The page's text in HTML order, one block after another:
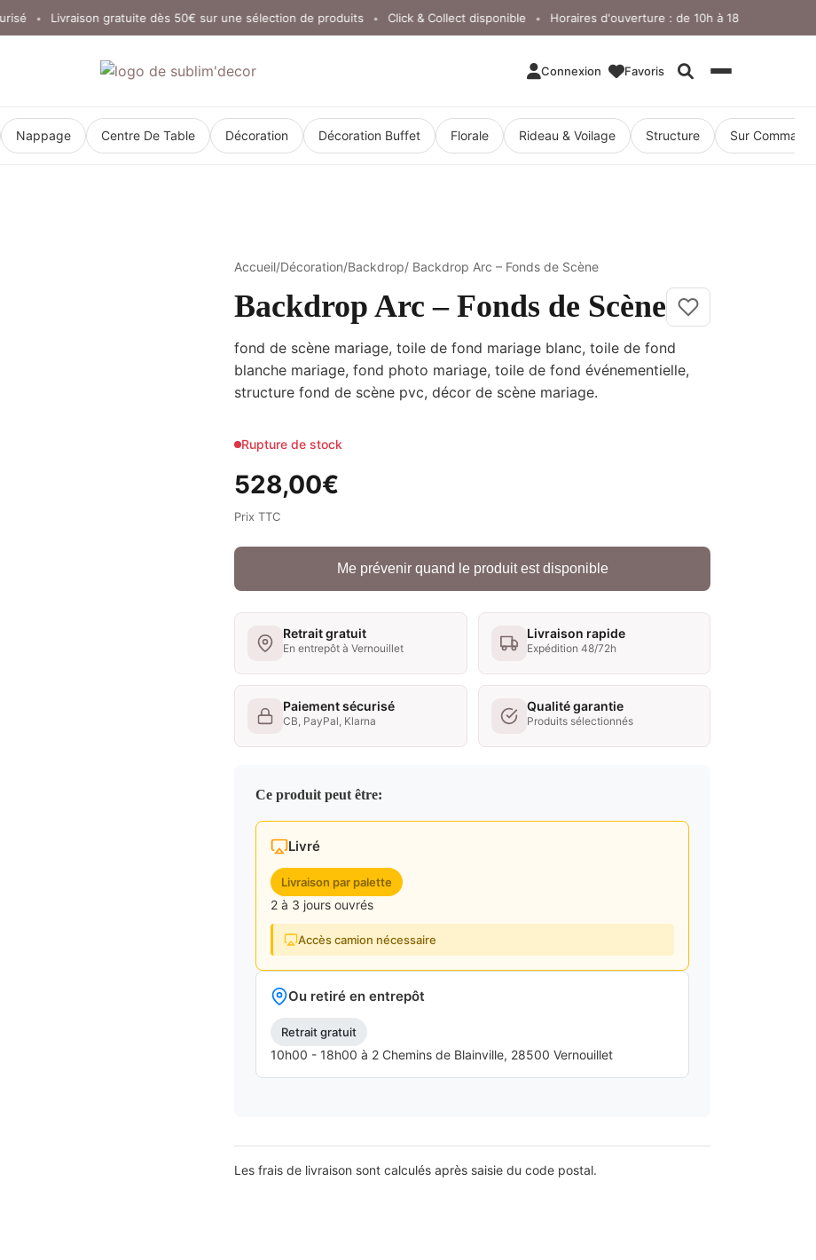
• Livraison gratuite dès 50€ sur une sélection de produits • Click & Collect disponible • Horaires d'ouverture : de 10h à 18h, du lundi au
Connexion Favoris
Rechercher
Nappage Centre De Table Décoration Décoration Buffet Florale Rideau & Voilage Structure Sur
Accueil/Décoration/Backdrop/ Backdrop Arc – Fonds de Scène
Backdrop Arc – Fonds de Scène
fond de scène mariage, toile de fond mariage blanc, toile de fond
blanche mariage, fond photo mariage, toile de fond événementielle,
structure fond de scène pvc, décor de scène mariage.
Rupture de stock
528,00€
Prix TTC
Me prévenir quand le produit est disponible
Retrait gratuit
En entrepôt à Vernouillet
Livraison rapide
Expédition 48/72h
Paiement sécurisé
CB, PayPal, Klarna
Qualité garantie
Produits sélectionnés
Ce produit peut être:
Livré
Livraison par palette
2 à 3 jours ouvrés
Accès camion nécessaire
Ou retiré en entrepôt
Retrait gratuit
10h00 - 18h00 à 2 Chemins de Blainville, 28500 Vernouillet
Les frais de livraison sont calculés après saisie du code postal.